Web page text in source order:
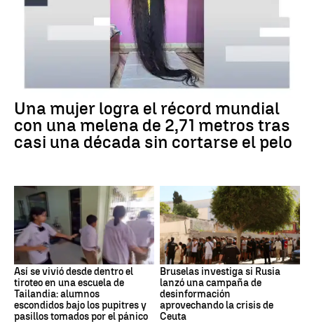
Una mujer logra el récord mundial
con una melena de 2,71 metros tras
casi una década sin cortarse el pelo
Así se vivió desde dentro el
tiroteo en una escuela de
Tailandia: alumnos
escondidos bajo los pupitres y
pasillos tomados por el pánico
Bruselas investiga si Rusia
lanzó una campaña de
desinformación
aprovechando la crisis de
Ceuta